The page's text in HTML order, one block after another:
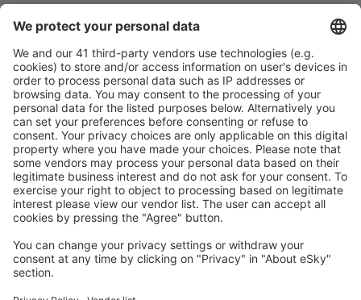
Bezproblémová rezervace s možností bezplatného
zrušení.
S námi ušetříte
Atraktivní ceny a speciální nabídky pro přihlášené
uživatele.
Ubytování dle vašeho gusta
Vyberte si z více než 1.3 milionu zařízení: hotelů,
apartmánů, chat a dalších.
Uživateli eSky nejčastěji hledané ubytování